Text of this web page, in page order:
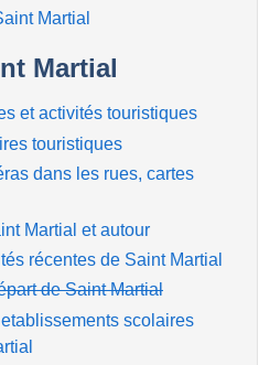
Martial
Martial
et activités touristiques
touristiques
dans les rues, cartes
Martial et autour
récentes de Saint Martial
de Saint Martial
scolaires